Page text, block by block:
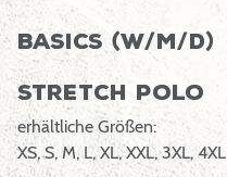
Basics (W/M/D)
Stretch Polo
erhältliche Größen:
XS, S, M, L, XL, XXL, 3XL, 4XL